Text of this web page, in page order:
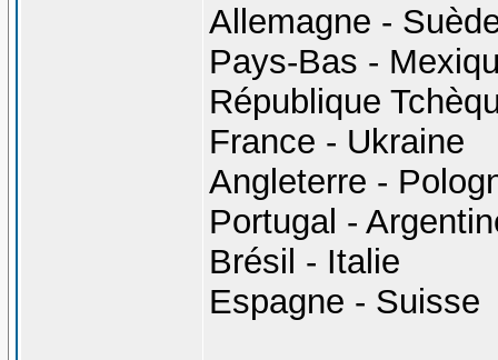
Allemagne -
Pays-Bas -
République
France - Ukraine
Angleterre -
Portugal -
Brésil - Italie
Espagne - Suisse